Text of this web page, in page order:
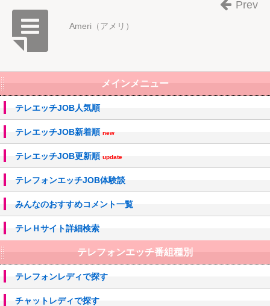
Ameri（アメリ）
Prev
メインメニュー
テレエッチJOB人気順
テレエッチJOB新着順 new
テレエッチJOB更新順 update
テレフォンエッチJOB体験談
みんなのおすすめコメント一覧
テレＨサイト詳細検索
テレフォンエッチ番組種別
テレフォンレディで探す
チャットレディで探す